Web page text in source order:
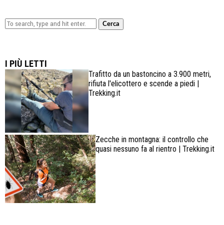
Cerca
I PIÙ LETTI
Trafitto da un bastoncino a 3.900 metri,
rifiuta l'elicottero e scende a piedi |
Trekking.it
Zecche in montagna: il controllo che
quasi nessuno fa al rientro | Trekking.it